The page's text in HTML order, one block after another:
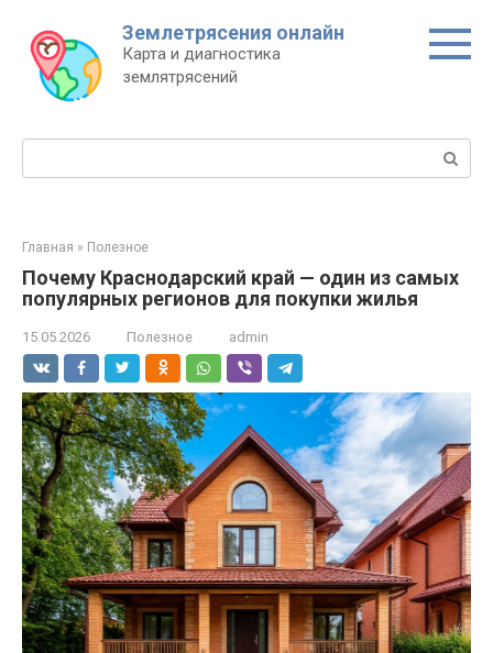
контенту
Землетрясения онлайн
Карта и диагностика
землятрясений
Главная » Полезное
Почему Краснодарский край — один из самых
популярных регионов для покупки жилья
15.05.2026 Полезное admin